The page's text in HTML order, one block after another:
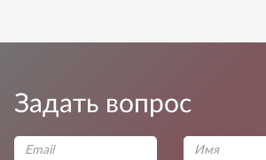
Задать вопрос